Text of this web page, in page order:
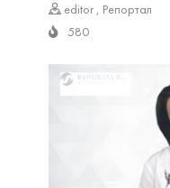
editor , Репортал
580